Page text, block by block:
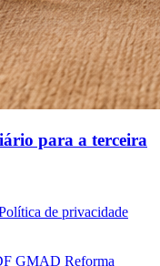
para a terceira
de privacidade
GMAD Reforma